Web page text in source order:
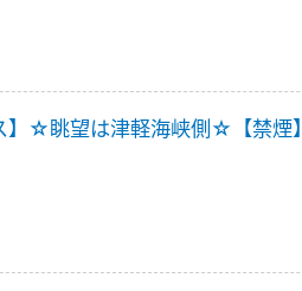
】☆眺望は津軽海峡側☆【禁煙】